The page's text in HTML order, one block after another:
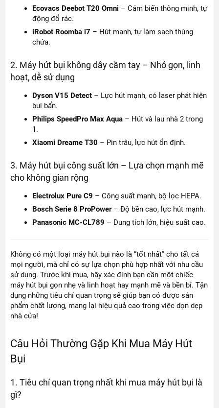
Ecovacs Deebot T20 Omni – Cảm biến thông minh, tự
động đổ rác.
iRobot Roomba i7 – Hút mạnh, tự làm sạch thùng
chứa.
2. Máy hút bụi không dây cầm tay – Nhỏ gọn, linh
hoạt, dễ sử dụng
Dyson V15 Detect – Lực hút mạnh, có laser phát hiện
bụi bẩn.
Philips SpeedPro Max Aqua – Hút và lau nhà 2 trong
1.
Xiaomi Dreame T30 – Pin trâu, lực hút ổn định.
3. Máy hút bụi công suất lớn – Lựa chọn mạnh mẽ
cho không gian rộng
Electrolux Pure C9 – Công suất mạnh, bộ lọc HEPA.
Bosch Serie 8 ProPower– Độ bền cao, lực hút mạnh.
Panasonic MC-CL789 – Dung tích lớn, hiệu suất cao.
Không có một loại máy hút bụi nào là “tốt nhất” cho tất cả
mọi người, mà chỉ có sự lựa chọn phù hợp nhất với nhu cầu
sử dụng. Trước khi mua, hãy xác định bạn cần một chiếc
máy hút bụi gọn nhẹ và linh hoạt hay mạnh mẽ và bền bỉ. Tận
dụng những tiêu chí quan trọng sẽ giúp bạn có được sản
phẩm chất lượng, mang lại hiệu quả cao trong việc dọn dẹp
nhà cửa!
Câu Hỏi Thường Gặp Khi Mua Máy Hút
Bụi
1. Tiêu chí quan trọng nhất khi mua máy hút bụi là
gì?